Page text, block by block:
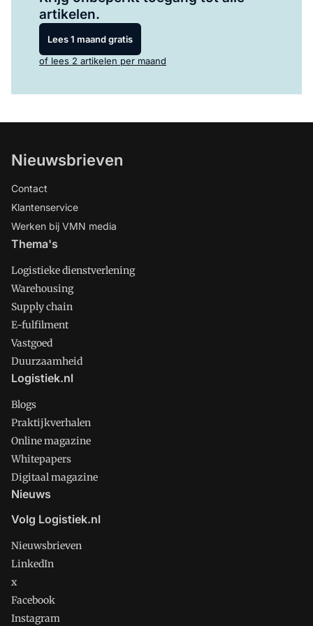
artikelen.
Lees 1 maand gratis
of lees 2 artikelen per maand
Nieuwsbrieven
Contact
Klantenservice
Werken bij VMN media
Thema's
Logistieke dienstverlening
Warehousing
Supply chain
E-fulfilment
Vastgoed
Duurzaamheid
Logistiek.nl
Blogs
Praktijkverhalen
Online magazine
Whitepapers
Digitaal magazine
Nieuws
Volg Logistiek.nl
Nieuwsbrieven
LinkedIn
x
Facebook
Instagram